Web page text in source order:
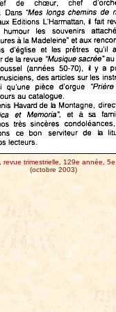
, revue trimestrielle, 129e année,
(octobre 2003)